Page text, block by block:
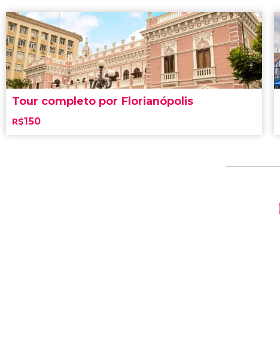
Tour completo por Florianópolis
R$150